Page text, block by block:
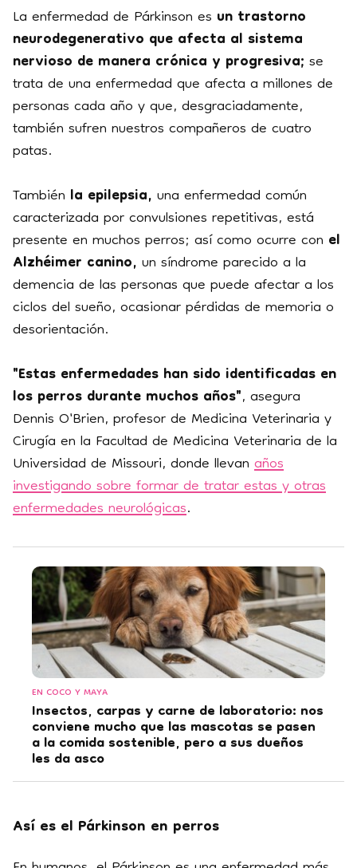
La enfermedad de Párkinson esun trastorno
neurodegenerativo que afecta al sistema
nervioso de manera crónica y progresiva;se
trata de una enfermedad que afecta a millones de
personas cada año y que, desgraciadamente,
también sufren nuestros compañeros de cuatro
patas.
Tambiénla epilepsia,una enfermedad común
caracterizada por convulsiones repetitivas, está
presente en muchos perros; así como ocurre conel
Alzhéimer canino,un síndrome parecido a la
demencia de las personas que puede afectar a los
ciclos del sueño, ocasionar pérdidas de memoria o
desorientación.
"Estas enfermedades han sido identificadas en
los perros durante muchos años", asegura
Dennis O'Brien, profesor de Medicina Veterinaria y
Cirugía en la Facultad de Medicina Veterinaria de la
Universidad de Missouri, donde llevanaños
investigando sobre formar de tratar estas y otras
enfermedades neurológicas.
EN COCO Y MAYA
Insectos, carpas y carne de laboratorio: nos
conviene mucho que las mascotas se pasen
a la comida sostenible, pero a sus dueños
les da asco
Así es el Párkinson en perros